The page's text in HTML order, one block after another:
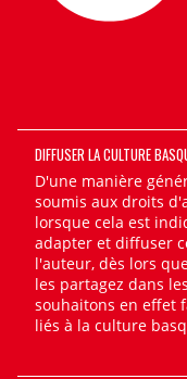
DIFFUSER LA CULTURE
D'une manière
soumis aux droits
lorsque cela est
adapter et diffuser
l'auteur, dès lors
les partagez dans
souhaitons en effet
liés à la culture